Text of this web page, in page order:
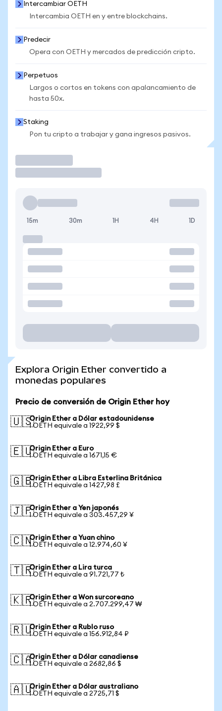
Intercambiar OETH
Intercambia OETH en y entre blockchains.
Predecir
Opera con OETH y mercados de predicción cripto.
Perpetuos
Largos o cortos en tokens con apalancamiento de
hasta 50x.
Staking
Pon tu cripto a trabajar y gana ingresos pasivos.
15m 30m 1H 4H 1D
Explora Origin Ether convertido a
monedas populares
Precio de conversión de Origin Ether hoy
🇺🇸Origin Ether a Dólar estadounidense
1 OETH equivale a 1922,99 $
🇪🇺Origin Ether a Euro
1 OETH equivale a 1671,15 €
🇬🇧Origin Ether a Libra Esterlina Británica
1 OETH equivale a 1427,98 £
🇯🇵Origin Ether a Yen japonés
1 OETH equivale a 303.457,29 ¥
🇨🇳Origin Ether a Yuan chino
1 OETH equivale a 12.974,60 ¥
🇹🇷Origin Ether a Lira turca
1 OETH equivale a 91.721,77 ₺
🇰🇷Origin Ether a Won surcoreano
1 OETH equivale a 2.707.299,47 ₩
🇷🇺Origin Ether a Rublo ruso
1 OETH equivale a 156.912,84 ₽
🇨🇦Origin Ether a Dólar canadiense
1 OETH equivale a 2682,86 $
🇦🇺Origin Ether a Dólar australiano
1 OETH equivale a 2725,71 $